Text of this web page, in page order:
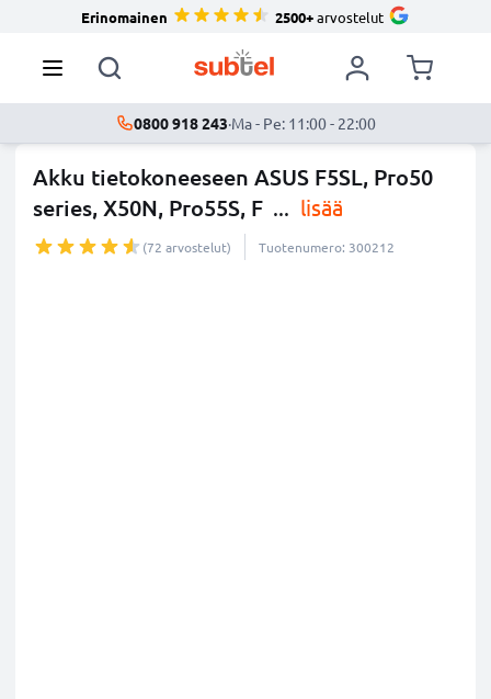
Erinomainen 2500+arvostelut
0800 918 243·Ma - Pe: 11:00 - 22:00
Akku tietokoneeseen ASUS F5SL, Pro50
series, X50N, Pro55S, F ... lisää
(72 arvostelut) Tuotenumero: 300212